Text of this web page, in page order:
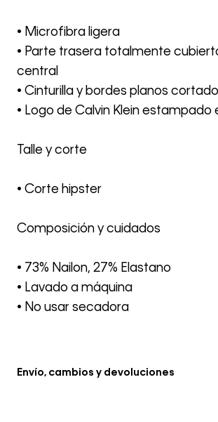
• Microfibra ligera
• Parte trasera totalmente
central
• Cinturilla y bordes planos
• Logo de Calvin Klein estampado
Talle y corte
• Corte hipster
Composición y cuidados
• 73% Nailon, 27% Elastano
• Lavado a máquina
• No usar secadora
Envío, cambios y devoluciones